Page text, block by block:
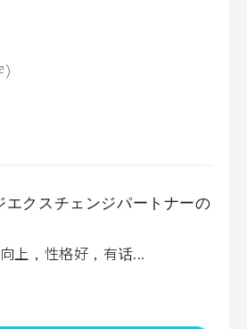
エクスチェンジパートナーの
上，性格好，有话...